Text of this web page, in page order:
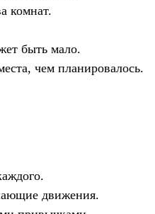
комнат.
быть мало.
чем планировалось.
движения.